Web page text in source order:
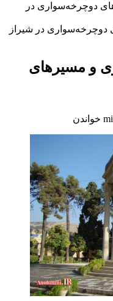
دوچرخه‌سواری در شیراز
و مسیرهای
خواندن